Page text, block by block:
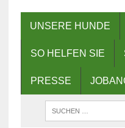
UNSERE HUNDE
SO HELFEN SIE
PRESSE